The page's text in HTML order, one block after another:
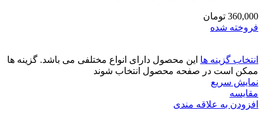
360,000 تومان
فروخته شده
انتخاب گزینه ها این محصول دارای انواع مختلفی می باشد. گزینه ها
ممکن است در صفحه محصول انتخاب شوند
نمایش سریع
مقايسه
افزودن به علاقه مندی